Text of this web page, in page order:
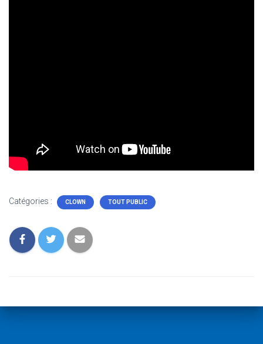
Catégories : CLOWN TOUT PUBLIC